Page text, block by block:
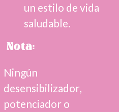
un estilo de vida
saludable.
Nota:
Ningún
desensibilizador,
potenciador o